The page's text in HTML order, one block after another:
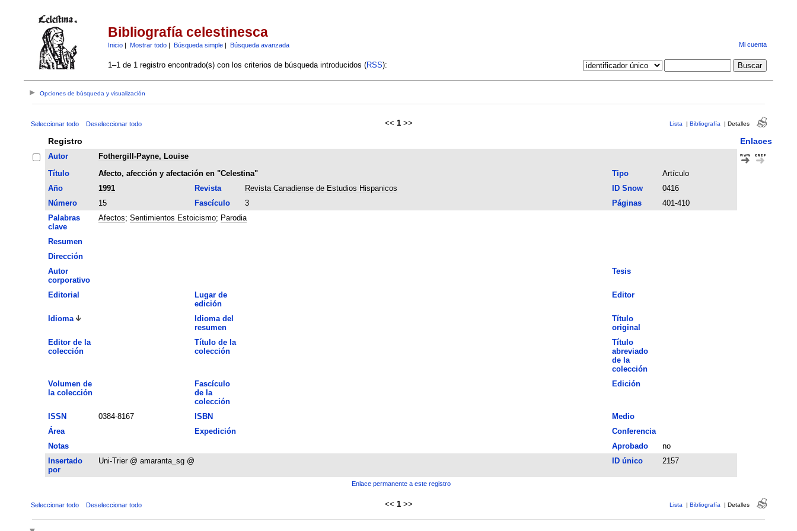
Bibliografía celestinesca
Inicio| Mostrar todo| Búsqueda simple| Búsqueda avanzada Mi cuenta
1–1 de 1 registro encontrado(s) con los criterios de búsqueda introducidos (RSS):
Opciones de búsqueda y visualización
Seleccionar todo Deseleccionar todo << 1 >> Lista | Bibliografía | Detalles
Registro Enlaces
Autor
Fothergill-Payne, Louise
Título
Afecto, afección y afectación en "Celestina" Tipo
Artículo
Año
1991 Revista Revista Canadiense de Estudios Hispanicos ID Snow
0416
Número
15 Fascículo 3 Páginas
401-410
Palabras
clave
Afectos; Sentimientos Estoicismo; Parodia
Resumen
Dirección
Autor
corporativo
Tesis
Editorial
Lugar de
edición
Editor
Idioma
Idioma del
resumen
Título
original
Editor de la
colección
Título de la
colección
Título
abreviado
de la
colección
Volumen de
la colección
Fascículo
de la
colección
Edición
ISSN 0384-8167 ISBN
Medio
Área
Expedición
Conferencia
Notas
Aprobado
no
Insertado
por
Uni-Trier @ amaranta_sg @ ID único 2157
Enlace permanente a este registro
Seleccionar todo Deseleccionar todo << 1 >> Lista | Bibliografía | Detalles